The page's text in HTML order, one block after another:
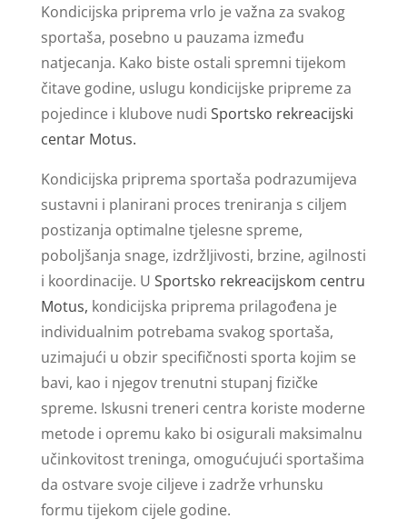
Kondicijska priprema vrlo je važna za svakog
sportaša, posebno u pauzama između
natjecanja. Kako biste ostali spremni tijekom
čitave godine, uslugu kondicijske pripreme za
pojedince i klubove nudi Sportsko rekreacijski
centar Motus.
Kondicijska priprema sportaša podrazumijeva
sustavni i planirani proces treniranja s ciljem
postizanja optimalne tjelesne spreme,
poboljšanja snage, izdržljivosti, brzine, agilnosti
i koordinacije. U Sportsko rekreacijskom centru
Motus, kondicijska priprema prilagođena je
individualnim potrebama svakog sportaša,
uzimajući u obzir specifičnosti sporta kojim se
bavi, kao i njegov trenutni stupanj fizičke
spreme. Iskusni treneri centra koriste moderne
metode i opremu kako bi osigurali maksimalnu
učinkovitost treninga, omogućujući sportašima
da ostvare svoje ciljeve i zadrže vrhunsku
formu tijekom cijele godine.